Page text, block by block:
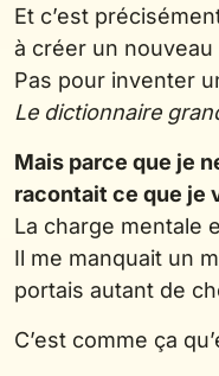
Et c’est
à créer un
Pas pour inventer
Le dictionnaire
Mais parce que je
racontait ce que je
La charge mentale
Il me manquait un
portais autant de
C’est comme ça